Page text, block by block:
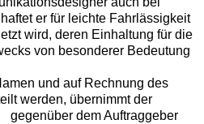
er für leichte Fahrlässigkeit
wird, deren Einhaltung für die
von besonderer Bedeutung
und auf Rechnung des
werden, übernimmt der
dem Auftraggeber